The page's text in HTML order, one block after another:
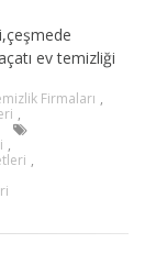
ev temizliği
Firmaları ,
,
,
,